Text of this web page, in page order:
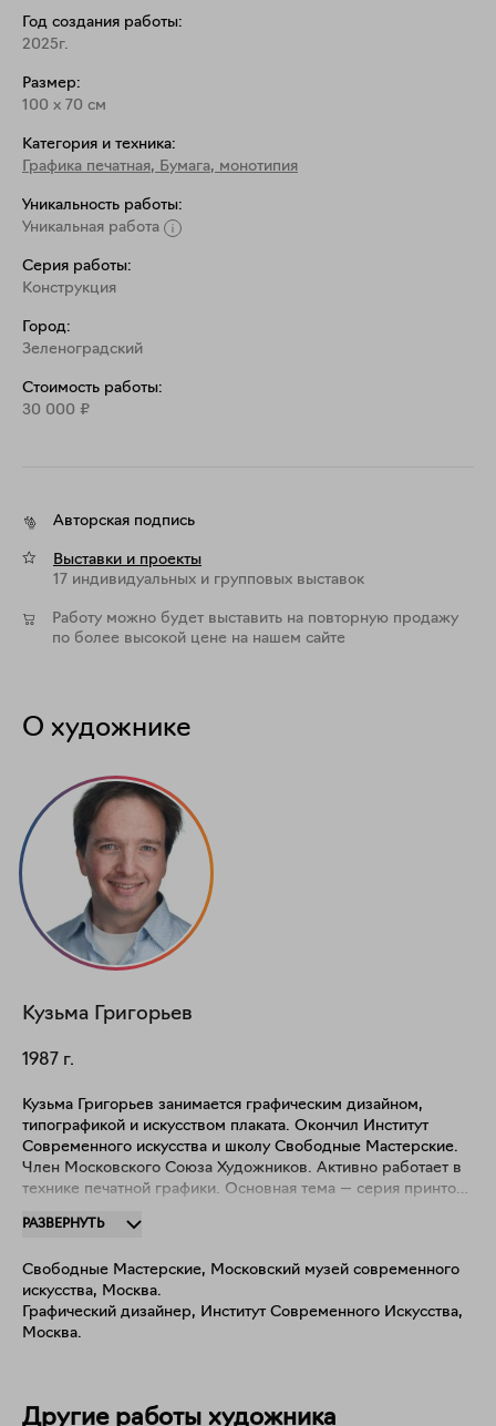
Год создания работы:
2025г.
Размер:
100 x 70 см
Категория и техника:
Графика печатная, Бумага, монотипия
Уникальность работы:
Уникальная работа
Серия работы:
Конструкция
Город:
Зеленоградский
Стоимость работы:
30 000 ₽
Авторская подпись
Выставки и проекты
17 индивидуальных и групповых выставок
Работу можно будет выставить на повторную продажу
по более высокой цене на нашем сайте
О художнике
Кузьма Григорьев
1987 г.
Кузьма Григорьев занимается графическим дизайном,
типографикой и искусством плаката. Окончил Институт
Современного искусства и школу Свободные Мастерские.
Член Московского Союза Художников. Активно работает в
технике печатной графики. Основная тема — серия принтов
технике. Каждый отпечаток уникален и существует в одном
РАЗВЕРНУТЬ
Свободные Мастерские, Московский музей современного
искусства, Москва.
Графический дизайнер, Институт Современного Искусства,
Москва.
Другие работы художника